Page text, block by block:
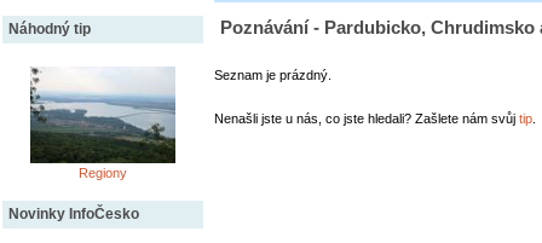
Náhodný tip
Regiony
Novinky InfoČesko
Poznávání - Pardubicko,
Seznam je prázdný.
Nenašli jste u nás, co jste hledali? Zašlete nám svůj tip